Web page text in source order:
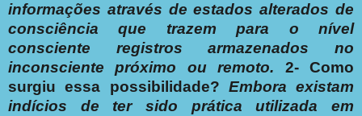
informações através de estados alterados de
consciência que trazem para o nível
consciente registros armazenados no
inconsciente próximo ou remoto. 2- Como
surgiu essa possibilidade? Embora existam
indícios de ter sido prática utilizada em